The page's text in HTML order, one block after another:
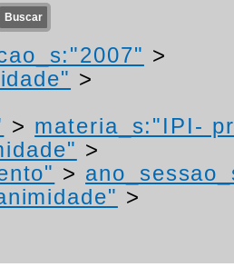
>
>
> materia_s:"IPI-
>
>
>